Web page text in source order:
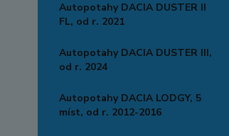
Autopotahy DACIA DUSTER II
FL, od r. 2021
Autopotahy DACIA DUSTER III,
od r. 2024
Autopotahy DACIA LODGY, 5
míst, od r. 2012-2016